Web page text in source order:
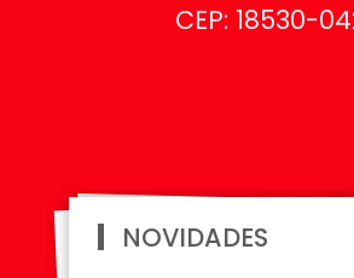
CEP: 18530-
NOVIDADES